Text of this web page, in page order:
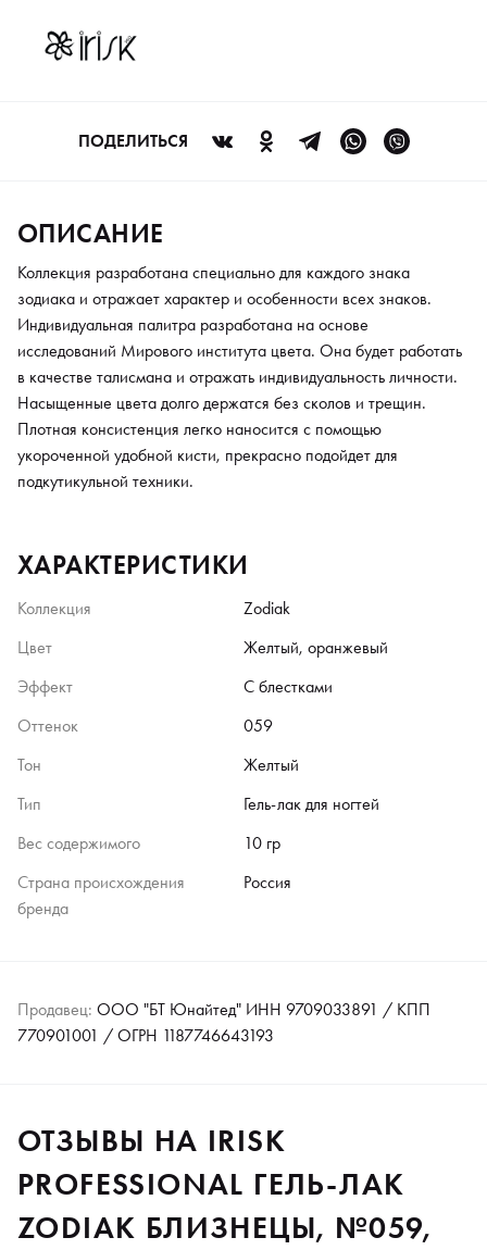
Плотная консистенция легко наносится с помощью
укороченной удобной кисти, прекрасно подойдет для
ПОДЕЛИТЬСЯ
ОПИСАНИЕ
Коллекция разработана специально для каждого знака
зодиака и отражает характер и особенности всех знаков.
Индивидуальная палитра разработана на основе
исследований Мирового института цвета. Она будет работать
в качестве талисмана и отражать индивидуальность личности.
Насыщенные цвета долго держатся без сколов и трещин.
Плотная консистенция легко наносится с помощью
укороченной удобной кисти, прекрасно подойдет для
подкутикульной техники.
ХАРАКТЕРИСТИКИ
Коллекция
Zodiak
Цвет
Желтый, оранжевый
Эффект
С блестками
Оттенок
059
Тон
Желтый
Тип
Гель-лак для ногтей
Вес содержимого
10 гр
Страна происхождения
бренда
Россия
Продавец: ООО "БТ Юнайтед" ИНН 9709033891 / КПП
770901001 / ОГРН 1187746643193
ОТЗЫВЫ НА IRISK
PROFESSIONAL ГЕЛЬ-ЛАК
ZODIAK БЛИЗНЕЦЫ, №059,